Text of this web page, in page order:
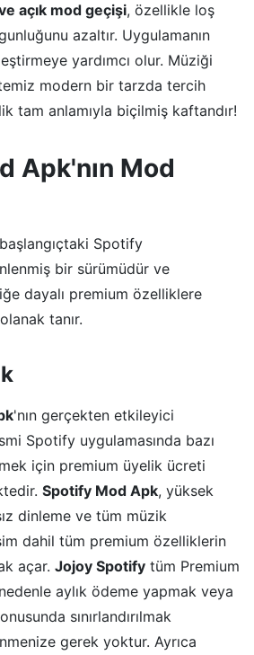
açık mod geçişi, özellikle loş
azaltır. Uygulamanın
yardımcı olur. Müziği
modern bir tarzda tercih
tam anlamıyla biçilmiş kaftandır!
Apk'nın Mod
Spotify
bir sürümüdür ve
dayalı premium özelliklere
tanır.
'nın gerçekten etkileyici
Spotify uygulamasında bazı
için premium üyelik ücreti
Spotify Mod Apk, yüksek
dinleme ve tüm müzik
dahil tüm premium özelliklerin
açar. Jojoy Spotify tüm Premium
aylık ödeme yapmak veya
sınırlandırılmak
gerek yoktur. Ayrıca